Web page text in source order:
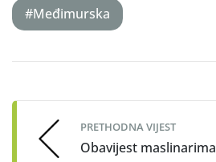
#Međimurska
navigation
PRETHODNA VIJEST
Obavijest maslinarima